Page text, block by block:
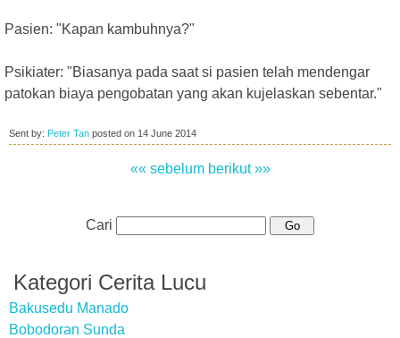
Pasien: "Kapan kambuhnya?"
Psikiater: "Biasanya pada saat si pasien telah mendengar
patokan biaya pengobatan yang akan kujelaskan sebentar."
Sent by: Peter Tan posted on 14 June 2014
«« sebelum berikut »»
Cari
Kategori Cerita Lucu
Bakusedu Manado
Bobodoran Sunda